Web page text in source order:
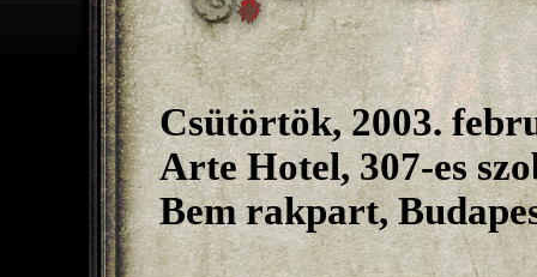
Csütörtök, 2003.
Arte Hotel, 307-es
Bem rakpart,